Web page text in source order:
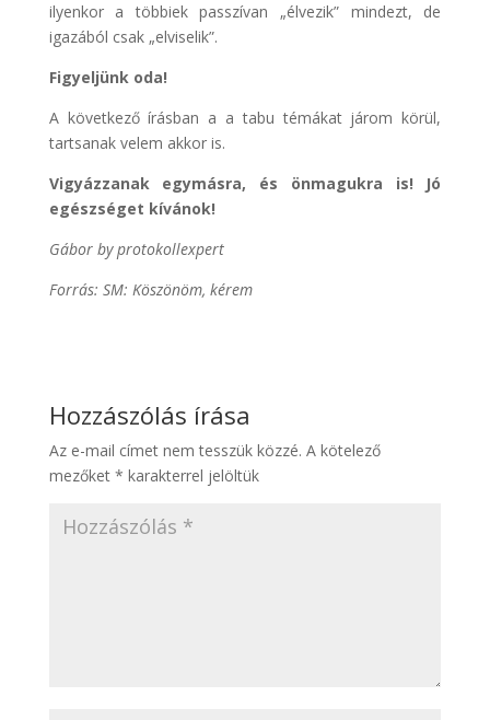
ilyenkor a többiek passzívan „élvezik” mindezt, de
igazából csak „elviselik”.
Figyeljünk oda!
A következő írásban a a tabu témákat járom körül,
tartsanak velem akkor is.
Vigyázzanak egymásra, és önmagukra is! Jó
egészséget kívánok!
Gábor by protokollexpert
Forrás: SM: Köszönöm, kérem
Hozzászólás írása
Az e-mail címet nem tesszük közzé. A kötelező
mezőket * karakterrel jelöltük